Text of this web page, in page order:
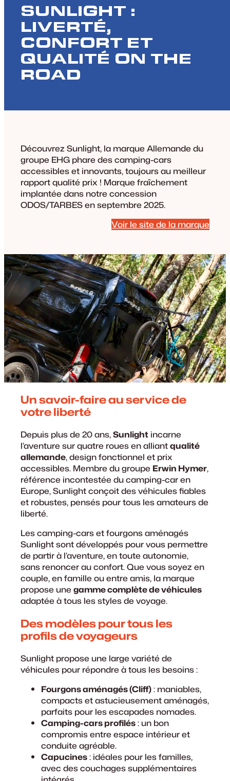
SUNLIGHT :
LIVERTÉ,
CONFORT ET
QUALITÉ ON THE
ROAD
Découvrez Sunlight, la marque Allemande du
groupe EHG phare des camping-cars
accessibles et innovants, toujours au meilleur
rapport qualité prix ! Marque fraîchement
implantée dans notre concession
ODOS/TARBES en septembre 2025.
Voir le site de la marque
Un savoir-faire au service de
votre liberté
Depuis plus de 20 ans,Sunlightincarne
l’aventure sur quatre roues en alliantqualité
allemande, design fonctionnel et prix
accessibles. Membre du groupe Erwin Hymer,
référence incontestée du camping-car en
Europe, Sunlight conçoit des véhicules fiables
et robustes, pensés pour tous les amateurs de
liberté.
Les camping-cars et fourgons aménagés
Sunlight sont développés pour vous permettre
de partir à l’aventure, en toute autonomie,
sans renoncer au confort. Que vous soyez en
couple, en famille ou entre amis, la marque
propose unegamme complète de véhicules
adaptée à tous les styles de voyage.
Des modèles pour tous les
profils de voyageurs
Sunlight propose une large variété de
véhicules pour répondre à tous les besoins :
Fourgons aménagés (Cliff): maniables,
compacts et astucieusement aménagés,
parfaits pour les escapades nomades.
Camping-cars profilés: un bon
compromis entre espace intérieur et
conduite agréable.
Capucines: idéales pour les familles,
avec des couchages supplémentaires